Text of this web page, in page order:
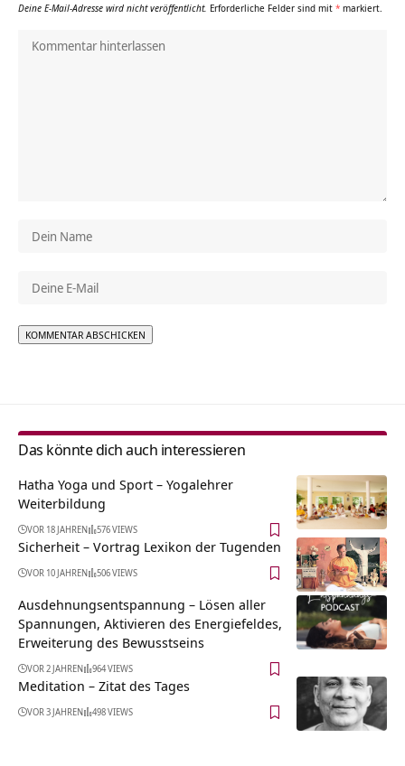
Deine E-Mail-Adresse wird nicht veröffentlicht. Erforderliche Felder sind mit * markiert.
Das könnte dich auch interessieren
Hatha Yoga und Sport – Yogalehrer
Weiterbildung
VOR 18 JAHREN 576 VIEWS
Sicherheit – Vortrag Lexikon der Tugenden
VOR 10 JAHREN 506 VIEWS
Ausdehnungsentspannung – Lösen aller
Spannungen, Aktivieren des Energiefeldes,
Erweiterung des Bewusstseins
VOR 2 JAHREN 964 VIEWS
Meditation – Zitat des Tages
VOR 3 JAHREN 498 VIEWS